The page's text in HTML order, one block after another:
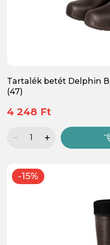
Tartalék betét Delphin
(47)
4 248 Ft
-15%